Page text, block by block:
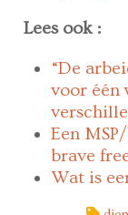
Lees ook :
“De
voor één
Een
brave
Wat is